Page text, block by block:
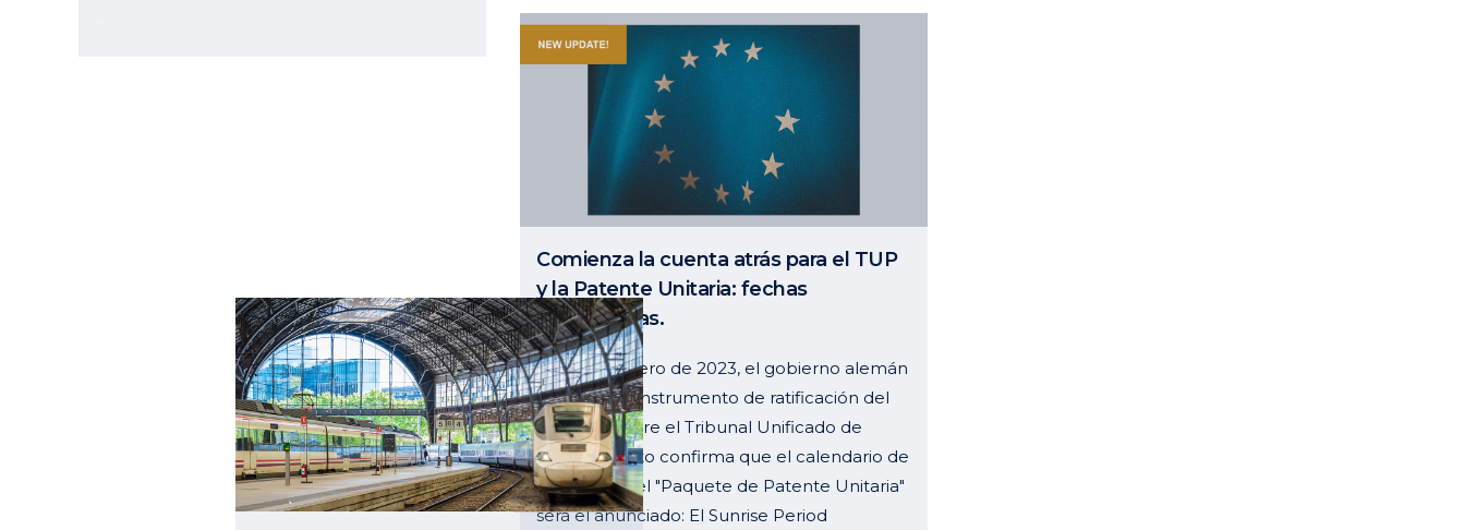
Comienza la cuenta atrás para el TUP
y la Patente Unitaria: fechas
confirmadas.
El 17 de febrero de 2023, el gobierno alemán
depositó su instrumento de ratificación del
Acuerdo sobre el Tribunal Unificado de
Patentes. Esto confirma que el calendario de
aplicación del "Paquete de Patente Unitaria"
será el anunciado: El Sunrise Period
Patente Unitaria: las medidas
transitorias de la EPO ya están en
marcha, ¡no perdáis el tren!
Medidas transitorias para la próxima entrada
en vigor de la Patente Unitaria El próximo
1/6/2023 está prevista la entrada en vigor de